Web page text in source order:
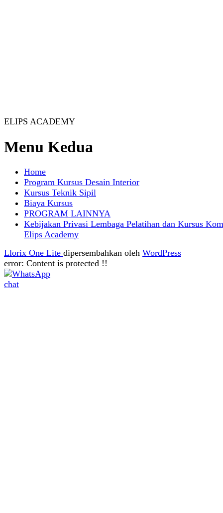
ELIPS ACADEMY
Menu Kedua
Home
Program Kursus Desain Interior
Kursus Teknik Sipil
Biaya Kursus
PROGRAM LAINNYA
Kebijakan Privasi Lembaga Pelatihan dan Kursus
Elips Academy
Llorix One Lite dipersembahkan oleh WordPress
error: Content is protected !!